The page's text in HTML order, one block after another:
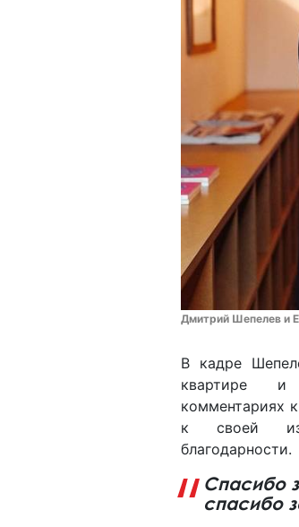
Дмитрий Шепелев и
В кадре
квартире
комментариях
к своей
благодарности.
Спасибо
спасибо